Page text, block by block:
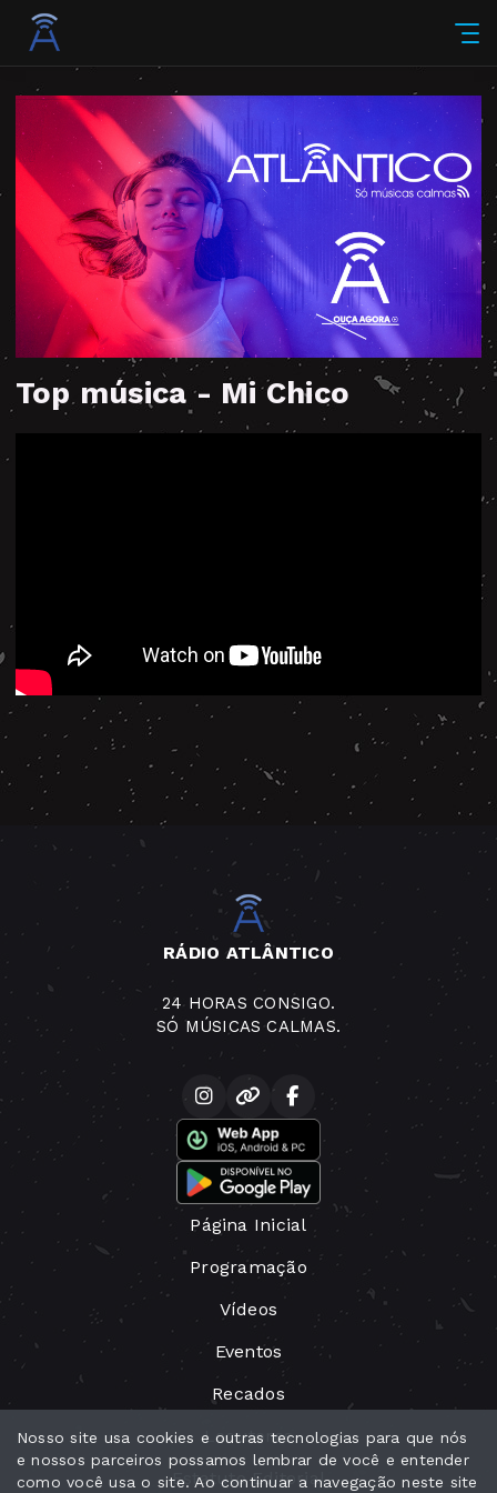
Top música - Mi Chico
RÁDIO ATLÂNTICO
24 HORAS CONSIGO.
SÓ MÚSICAS CALMAS.
Página Inicial
Programação
Vídeos
Eventos
Recados
Locutores
Estatuto Editorial
Nosso site usa cookies e outras tecnologias para que nós
e nossos parceiros possamos lembrar de você e entender
como você usa o site. Ao continuar a navegação neste site